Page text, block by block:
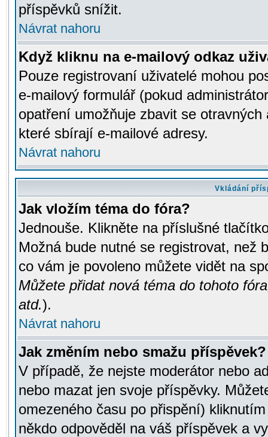
příspěvků snížit.
Návrat nahoru
Když kliknu na e-mailový odkaz
Pouze registrovaní uživatelé mohou
e-mailový formulář (pokud
opatření umožňuje zbavit se
které sbírají e-mailové adresy.
Návrat nahoru
Vkládání
Jak vložím téma do fóra?
Jednouše. Klikněte na příslušné
Možná bude nutné se registrovat, než
co vám je povoleno můžete vidět na
Můžete přidat nová téma do tohoto
atd.).
Návrat nahoru
Jak změním nebo smažu příspěvek?
V případě, že nejste moderátor nebo
nebo mazat jen svoje příspěvky.
omezeného času po přispění)
někdo odpověděl na váš příspěvek a